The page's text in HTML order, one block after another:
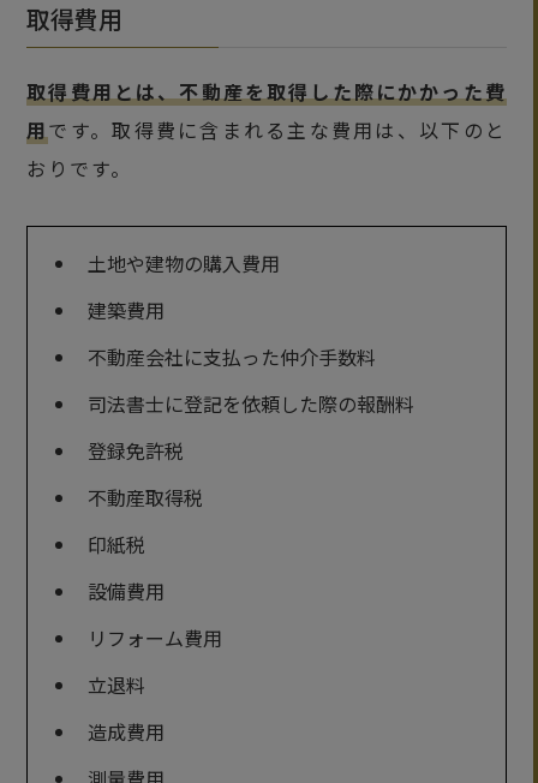
取得費用
取得費用とは、不動産を取得した際にかかった費
用です。取得費に含まれる主な費用は、以下のと
おりです。
土地や建物の購入費用
建築費用
不動産会社に支払った仲介手数料
司法書士に登記を依頼した際の報酬料
登録免許税
不動産取得税
印紙税
設備費用
リフォーム費用
立退料
造成費用